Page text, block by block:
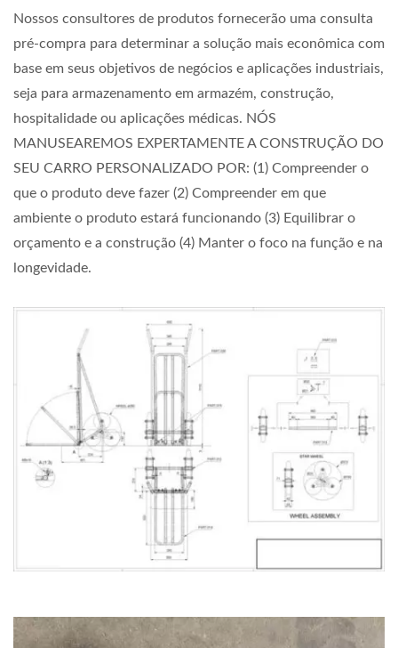
Nossos consultores de produtos fornecerão uma consulta
pré-compra para determinar a solução mais econômica com
base em seus objetivos de negócios e aplicações industriais,
seja para armazenamento em armazém, construção,
hospitalidade ou aplicações médicas. NÓS
MANUSEAREMOS EXPERTAMENTE A CONSTRUÇÃO DO
SEU CARRO PERSONALIZADO POR: (1) Compreender o
que o produto deve fazer (2) Compreender em que
ambiente o produto estará funcionando (3) Equilibrar o
orçamento e a construção (4) Manter o foco na função e na
longevidade.